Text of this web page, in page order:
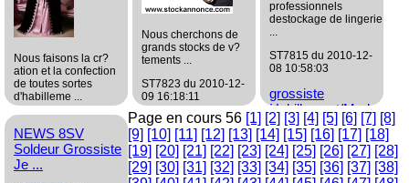
Nous faisons la cr?
ation et la confection
de toutes sortes
d'habilleme ...
09 16:48:38
grossiste
Habillement/Mode
Nous cherchons de
grands stocks de v?
tements ...
ST7823 du 2010-12-
09 16:18:11
grossiste
Habillement/Mode
professionnels
destockage de lingerie
...
ST7815 du 2010-12-
08 10:58:03
grossiste
Habillement/Mode
NEWS 8SV
Soldeur Grossiste
Je ...
Page en cours 56 [1] [2] [3] [4] [5] [6] [7] [8]
[9] [10] [11] [12] [13] [14] [15] [16] [17] [18]
[19] [20] [21] [22] [23] [24] [25] [26] [27] [28]
[29] [30] [31] [32] [33] [34] [35] [36] [37] [38]